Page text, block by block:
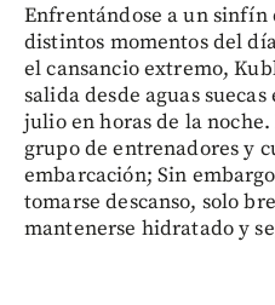
Enfrentándose a un sinfín
distintos momentos del
el cansancio extremo,
salida desde aguas
julio en horas de la
grupo de entrenadores y
embarcación; Sin
tomarse descanso, solo
mantenerse hidratado y